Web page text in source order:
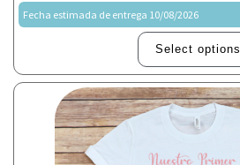
Fecha estimada de entrega 10/08/2026
Select options